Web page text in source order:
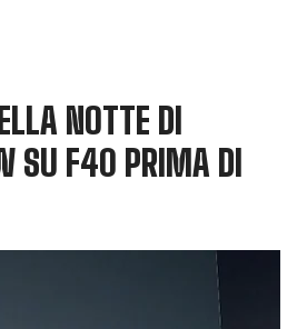
NOTTE DI
SU F40 PRIMA DI